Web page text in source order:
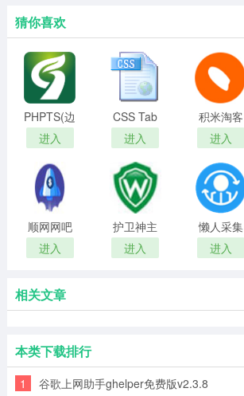
猜你喜欢
PHPTS(边
缘计算套
件)
进入
CSS Tab
Designer(css
编辑器)
进入
积米淘客
助手
进入
顺网网吧
管家标准
版
进入
护卫神主
机大师
进入
懒人采集
器破解版
进入
相关文章
本类下载排行
1 谷歌上网助手ghelper免费版v2.3.8